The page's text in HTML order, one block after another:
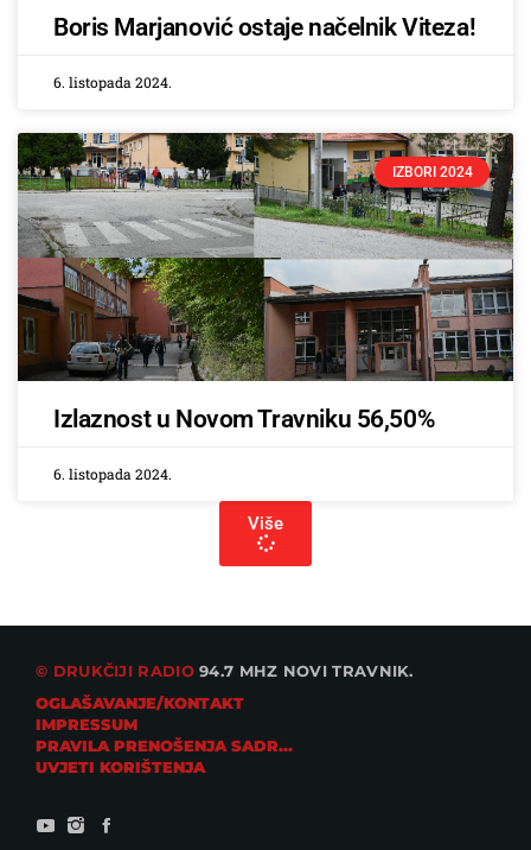
Boris Marjanović ostaje načelnik Viteza!
6. listopada 2024.
IZBORI 2024
Izlaznost u Novom Travniku 56,50%
6. listopada 2024.
Više
© DRUKČIJI RADIO94.7 MHZ NOVI TRAVNIK.
OGLAŠAVANJE/KONTAKT
IMPRESSUM
PRAVILA PRENOŠENJA SADRŽAJA
UVJETI KORIŠTENJA